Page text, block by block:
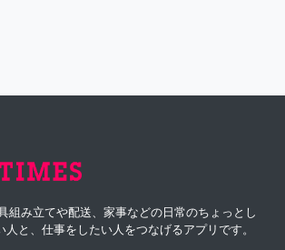
組み立てや配送、家事などの日常のちょっとし
人と、仕事をしたい人をつなげるアプリです。